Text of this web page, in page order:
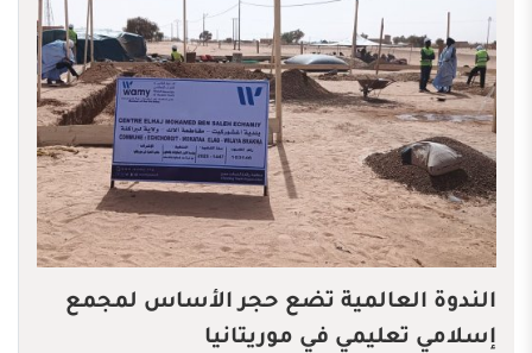
الندوة العالمية تضع حجر الأساس لمجمع
إسلامي تعليمي في موريتانيا